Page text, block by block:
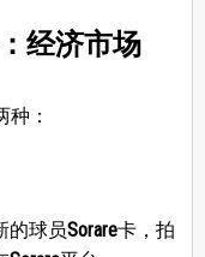
经济市场
：
的球员Sorare卡，拍